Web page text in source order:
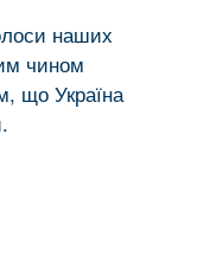
наших
чином
що Україна